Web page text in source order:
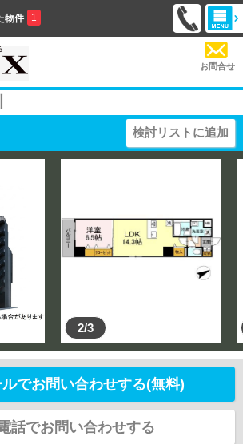
物件 1
お問合せ
検討リストに追加
2/3
ルでお問い合わせする(無料)
話でお問い合わせする